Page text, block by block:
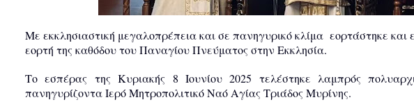
Με εκκλησιαστική μεγαλοπρέπεια και σε πανηγυρικό κλίμα εορτάστηκε και
εορτή της καθόδου του Παναγίου Πνεύματος στην Εκκλησία.
Το εσπέρας της Κυριακής 8 Ιουνίου 2025 τελέστηκε λαμπρός
πανηγυρίζοντα Ιερό Μητροπολιτικό Ναό Αγίας Τριάδος Μυρίνης.